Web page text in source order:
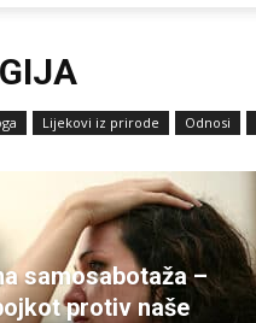
Lijekovi iz prirode Odnosi
samosabotaža –
protiv naše